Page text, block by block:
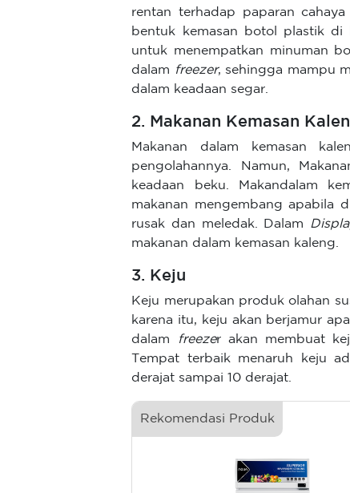
rentan terhadap paparan
bentuk kemasan botol plastik di
untuk menempatkan minuman
dalam freezer, sehingga mampu
dalam keadaan segar.
2. Makanan Kemasan
Makanan dalam kemasan
pengolahannya. Namun,
keadaan beku. Makandalam
makanan mengembang apabila
rusak dan meledak. Dalam
makanan dalam kemasan kaleng.
3. Keju
Keju merupakan produk olahan
karena itu, keju akan berjamur
dalam
freezer akan membuat
Tempat terbaik menaruh keju
derajat sampai 10 derajat.
Rekomendasi Produk